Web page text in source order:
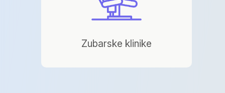
Zubarske klinike